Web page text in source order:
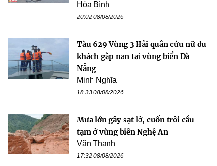
Hòa Bình
20:02 08/08/2026
Tàu 629 Vùng 3 Hải quân cứu nữ du
khách gặp nạn tại vùng biển Đà
Nẵng
Minh Nghĩa
18:33 08/08/2026
Mưa lớn gây sạt lở, cuốn trôi cầu
tạm ở vùng biên Nghệ An
Văn Thanh
17:32 08/08/2026